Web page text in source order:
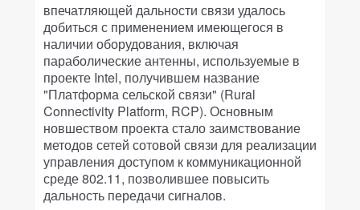
впечатляющей дальности связи удалось
добиться с применением имеющегося в
наличии оборудования, включая
параболические антенны, используемые в
проекте Intel, получившем название
"Платформа сельской связи" (Rural
Connectivity Platform, RCP). Основным
новшеством проекта стало заимствование
методов сетей сотовой связи для реализации
управления доступом к коммуникационной
среде 802.11, позволившее повысить
дальность передачи сигналов.